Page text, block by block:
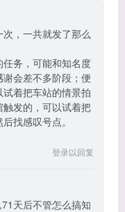
，一共就发了那么
务，可能和知名度
会差不多阶段；便
着把车站的情景拍
发的，可以试着把
找感叹号点。
登录以回复
天后不管怎么搞知